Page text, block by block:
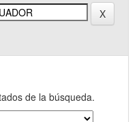
de la búsqueda.